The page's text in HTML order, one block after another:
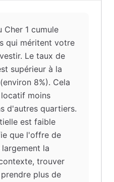
Cher 1 cumule
qui méritent votre
Le taux de
supérieur à la
8%). Cela
moins
d'autres quartiers.
est faible
que l'offre de
la
trouver
plus de